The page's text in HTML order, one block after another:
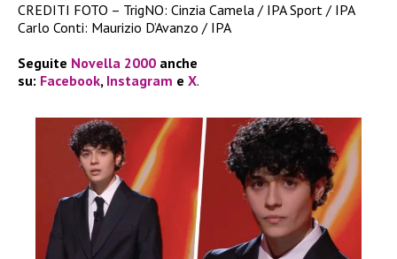
CREDITI FOTO – TrigNO: Cinzia Camela / IPA Sport / IPA
Carlo Conti: Maurizio D’Avanzo / IPA
Seguite Novella 2000 anche
su: Facebook, Instagram e X.